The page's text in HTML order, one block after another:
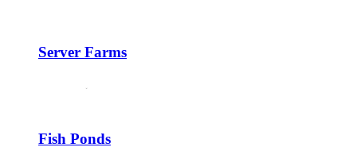
Server Farms
Fish Ponds